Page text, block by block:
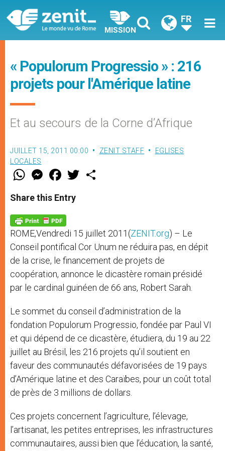
MISSION
FR
« Populorum Progressio » : 216
projets pour l'Amérique latine
Et au secours de la Corne d’Afrique
JUILLET 15, 2011 00:00 ZENIT STAFF
EGLISES
LOCALES
W
t
s
p
p
M
e
s
e
g
e
r
F
a
e
b
o
k
w
Share this Entry
ROME,Vendredi 15 juillet 2011(ZENIT.org) – Le
Conseil pontifical Cor Unum ne réduira pas, en dépit
de la crise, le financement de projets de
coopération, annonce le dicastère romain présidé
par le cardinal guinéen de 66 ans, Robert Sarah.
Le sommet du conseil d’administration de la
fondation Populorum Progressio, fondée par Paul VI
et qui dépend de ce dicastère, étudiera, du 19 au 22
juillet au Brésil, les 216 projets qu’il soutient en
faveur des communautés défavorisées de 19 pays
d’Amérique latine et des Caraïbes, pour un coût total
de près de 3 millions de dollars.
Ces projets concernent l’agriculture, l’élevage,
l’artisanat, les petites entreprises, les infrastructures
communautaires, aussi bien que l’éducation, la santé,